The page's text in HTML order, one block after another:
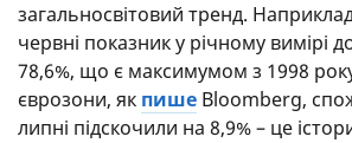
загальносвітовий тренд.
червні показник у річному вимірі
78,6%, що є максимумом з 1998
єврозони, як пише Bloomberg,
липні підскочили на 8,9% – це